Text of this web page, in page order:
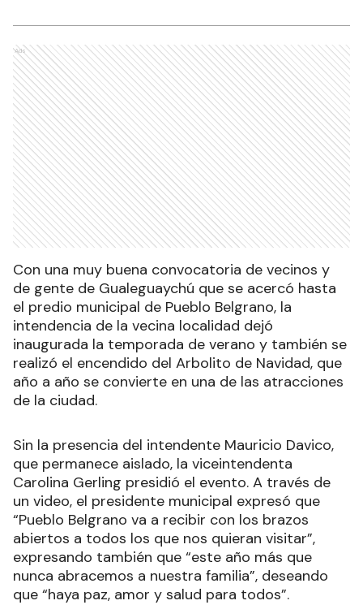
Ads
Con una muy buena convocatoria de vecinos y
de gente de Gualeguaychú que se acercó hasta
el predio municipal de Pueblo Belgrano, la
intendencia de la vecina localidad dejó
inaugurada la temporada de verano y también se
realizó el encendido del Arbolito de Navidad, que
año a año se convierte en una de las atracciones
de la ciudad.
Sin la presencia del intendente Mauricio Davico,
que permanece aislado, la viceintendenta
Carolina Gerling presidió el evento. A través de
un video, el presidente municipal expresó que
“Pueblo Belgrano va a recibir con los brazos
abiertos a todos los que nos quieran visitar”,
expresando también que “este año más que
nunca abracemos a nuestra familia”, deseando
que “haya paz, amor y salud para todos”.